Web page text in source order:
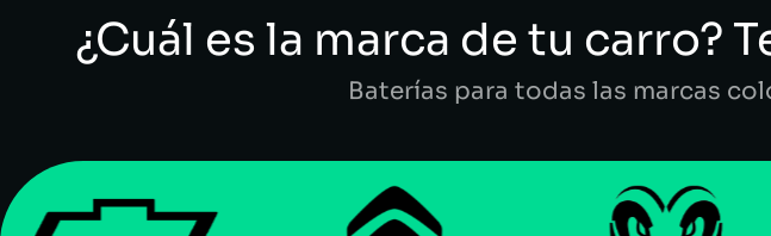
¿Cuál es la marca de tu carro?
Baterías para todas las marcas